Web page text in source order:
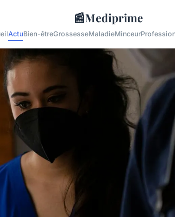
📰Mediprime
ActuBien-êtreGrossesseMaladieMinceur